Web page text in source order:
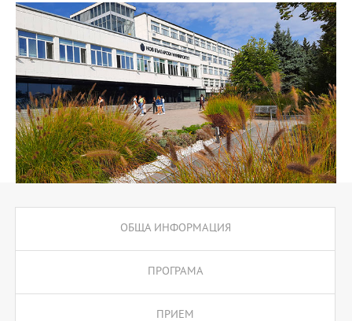
международно сертифициране на студентите при
преференциални условия. Обучението в програмата преминава
през курсове по софтуерни архитектури (курс на Institute for
Software Research към университета Carnegie Mellon
University), компютърна сигурност в интернет, скриптови езици
в интернет, мултимедийни приложения в интернет,
програмиране с PL/SQL, програмиране на .Net и J2EE,
програмирането на Java, електронен бизнес, глобални мрежи.
Извънаудиторните учебни форми включват курсови работи,
проекти, стаж.
Програмата предлага подготвителен модул за кандидати от
други образователни области.
ОБЩА ИНФОРМАЦИЯ
ПРОГРАМА
ПРИЕМ